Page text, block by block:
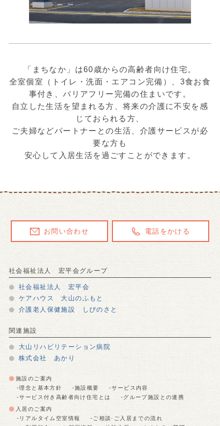
「まちなか」は60歳からの高齢者向け住宅。
全室個室（トイレ・洗面・エアコン完備）、3食お食
事付き、バリアフリー完備の住まいです。
自立した生活を望まれる方、将来の介護に不安を感
じておられる方、
ご夫婦などパートナーとの生活、介護サービスが必
要な方も
安心して入居生活を過ごすことができます。
お問い合わせ 電話をかける
社会福祉法人 宏平会グループ
社会福祉法人 宏平会
ケアハウス 大山のふもと
介護老人保健施設 しびのさと
関連施設
大山リハビリテーション病院
株式会社 あかり
施設のご案内
-理念と基本方針
-施設概要
-サービス内容
-サービス付き高齢者向け住宅とは
-グループ施設との連携
入居のご案内
-リアルタイム空室情報
-ご相談·ご入居までの流れ